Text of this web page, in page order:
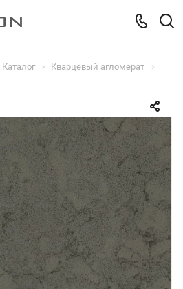
Каталог
Кварцевый агломерат